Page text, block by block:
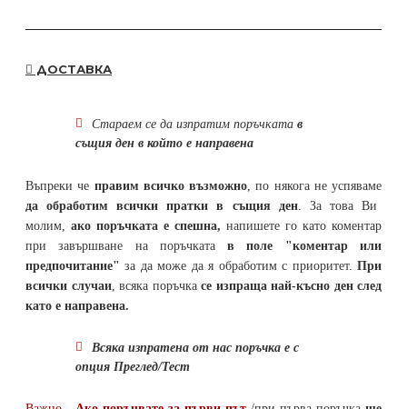
ДОСТАВКА
Стараем се да изпратим поръчката в
същия ден в който е направена
Въпреки че правим всичко възможно , по някога не успяваме
да обработим всички пратки в същия ден. За това Ви
молим, ако поръчката е спешна, напишете го като коментар
при завършване на поръчкатав поле "коментар или
предпочитание" за да може да я обработим с приоритет. При
всички случаи, всяка поръчка се изпраща най-късно ден след
като е направена.
Всяка изпратена от нас поръчка е с
опция Преглед/Тест